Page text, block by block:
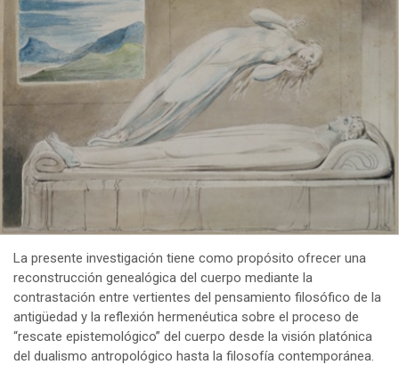
La presente investigación tiene como propósito ofrecer una
reconstrucción genealógica del cuerpo mediante la
contrastación entre vertientes del pensamiento filosófico de la
antigüedad y la reflexión hermenéutica sobre el proceso de
“rescate epistemológico” del cuerpo desde la visión platónica
del dualismo antropológico hasta la filosofía contemporánea.